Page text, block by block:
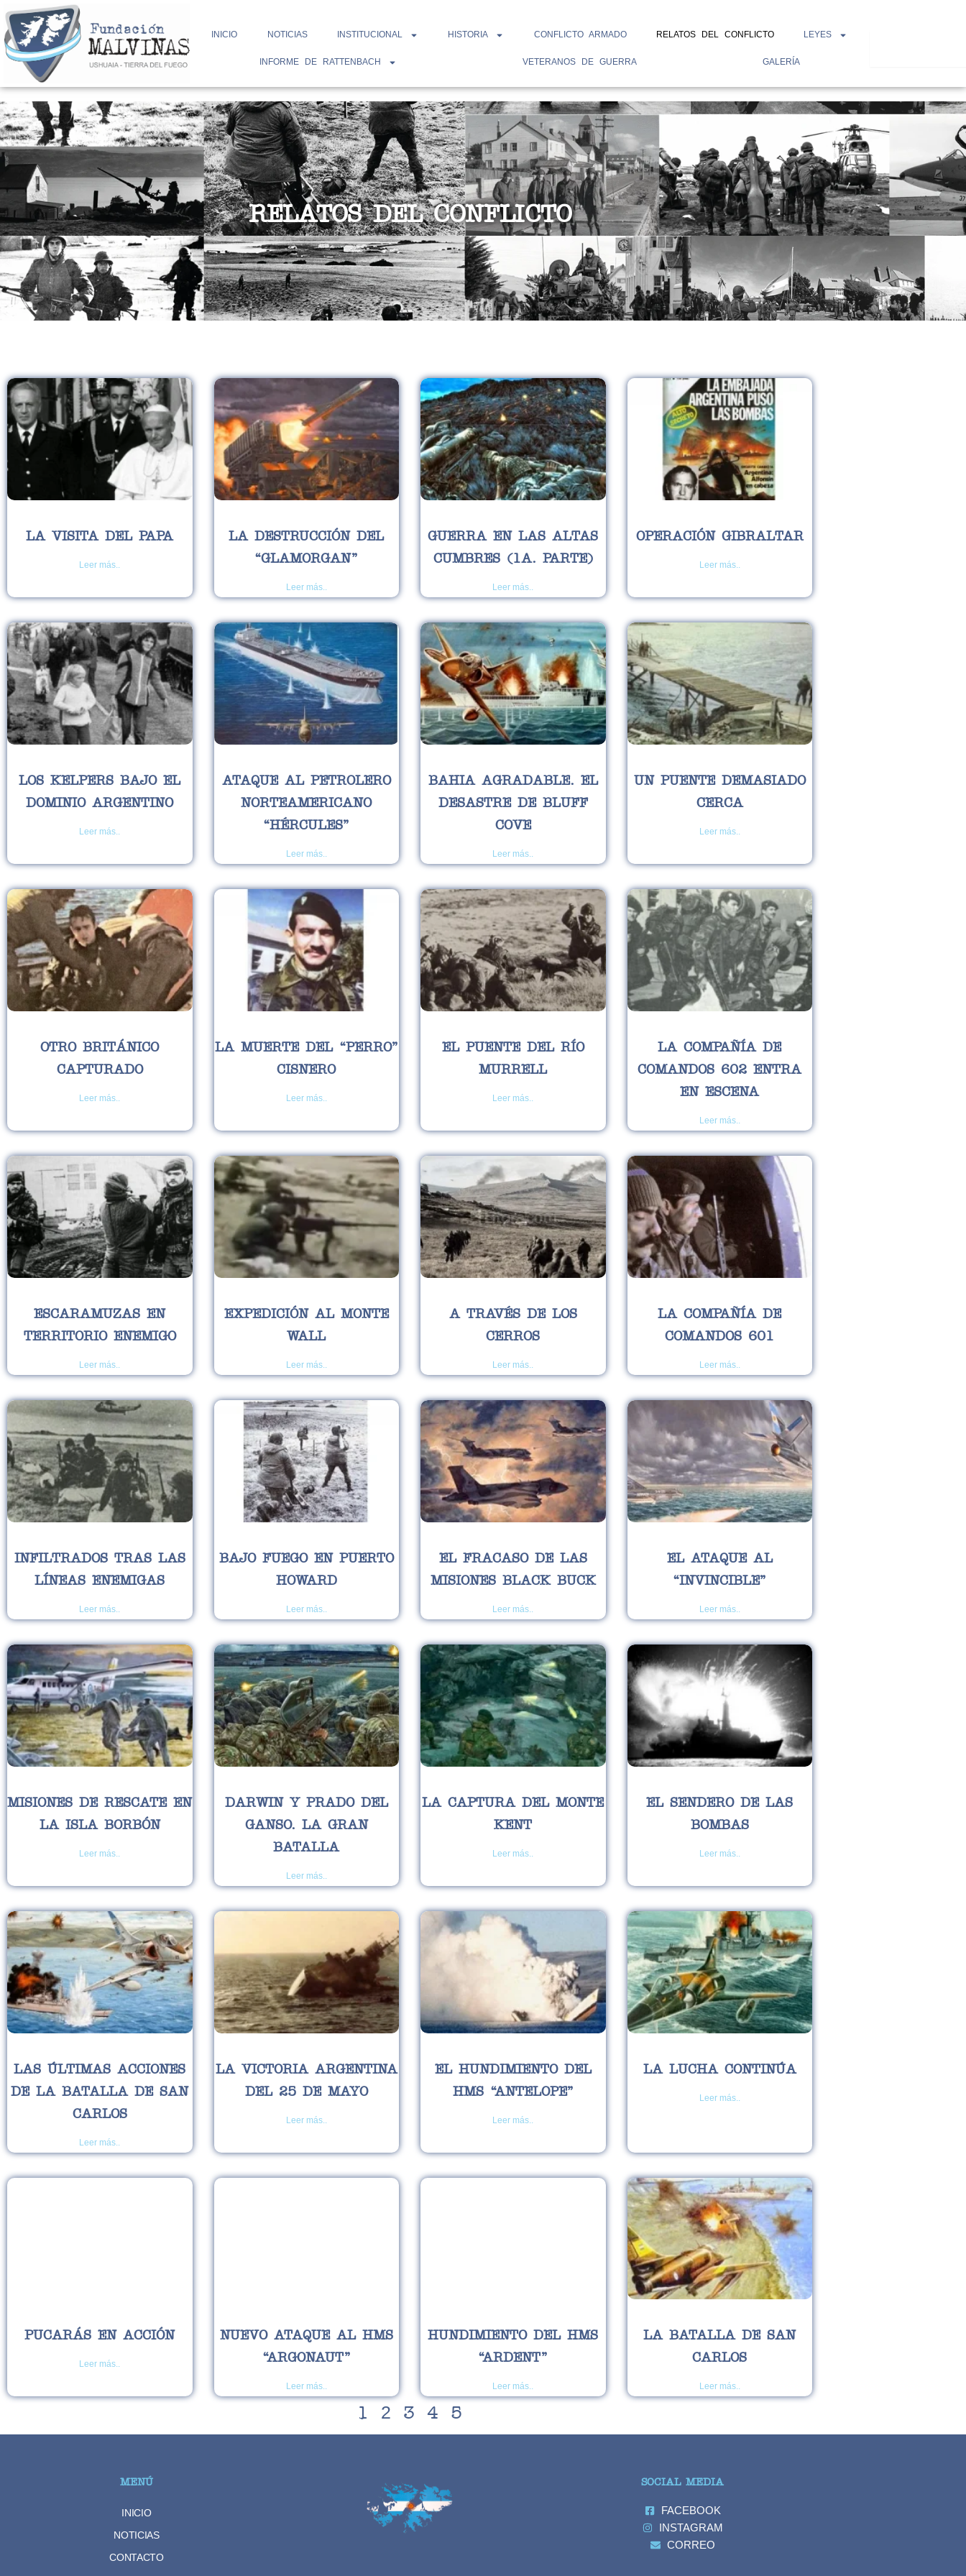
Ir
al
contenido
INICIO NOTICIAS INSTITUCIONAL HISTORIA CONFLICTO ARMADO RELATOS DEL CONFLICTO LEYES
INFORME DE RATTENBACH VETERANOS DE GUERRA GALERÍA
RELATOS DEL CONFLICTO
LA VISITA DEL PAPA
Leer más..
LA DESTRUCCIÓN DEL
“GLAMORGAN”
Leer más..
GUERRA EN LAS ALTAS
CUMBRES (1A. PARTE)
Leer más..
OPERACIÓN GIBRALTAR
Leer más..
LOS KELPERS BAJO EL
DOMINIO ARGENTINO
Leer más..
ATAQUE AL PETROLERO
NORTEAMERICANO
“HÉRCULES”
Leer más..
BAHIA AGRADABLE. EL
DESASTRE DE BLUFF
COVE
Leer más..
UN PUENTE DEMASIADO
CERCA
Leer más..
OTRO BRITÁNICO
CAPTURADO
Leer más..
LA MUERTE DEL “PERRO”
CISNERO
Leer más..
EL PUENTE DEL RÍO
MURRELL
Leer más..
LA COMPAÑÍA DE
COMANDOS 602 ENTRA
EN ESCENA
Leer más..
ESCARAMUZAS EN
TERRITORIO ENEMIGO
Leer más..
EXPEDICIÓN AL MONTE
WALL
Leer más..
A TRAVÉS DE LOS
CERROS
Leer más..
LA COMPAÑÍA DE
COMANDOS 601
Leer más..
INFILTRADOS TRAS LAS
LÍNEAS ENEMIGAS
Leer más..
BAJO FUEGO EN PUERTO
HOWARD
Leer más..
EL FRACASO DE LAS
MISIONES BLACK BUCK
Leer más..
EL ATAQUE AL
“INVINCIBLE”
Leer más..
MISIONES DE RESCATE EN
LA ISLA BORBÓN
Leer más..
DARWIN Y PRADO DEL
GANSO. LA GRAN
BATALLA
Leer más..
LA CAPTURA DEL MONTE
KENT
Leer más..
EL SENDERO DE LAS
BOMBAS
Leer más..
LAS ÚLTIMAS ACCIONES
DE LA BATALLA DE SAN
CARLOS
Leer más..
LA VICTORIA ARGENTINA
DEL 25 DE MAYO
Leer más..
EL HUNDIMIENTO DEL
HMS “ANTELOPE”
Leer más..
LA LUCHA CONTINÚA
Leer más..
PUCARÁS EN ACCIÓN
Leer más..
NUEVO ATAQUE AL HMS
“ARGONAUT”
Leer más..
HUNDIMIENTO DEL HMS
“ARDENT”
Leer más..
LA BATALLA DE SAN
CARLOS
Leer más..
P
a
g
e
1
a
g
2 3
P
a
g
e
4
P
a
g
e
5
MENÚ
INICIO
NOTICIAS
CONTACTO
SOCIAL MEDIA
FACEBOOK
INSTAGRAM
CORREO